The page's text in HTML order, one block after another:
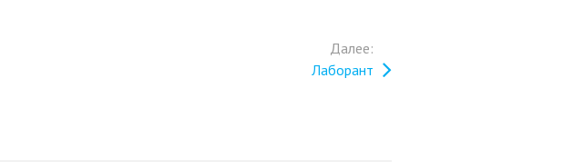
Далее:
Лаборант